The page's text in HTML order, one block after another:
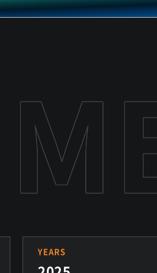
YEARS